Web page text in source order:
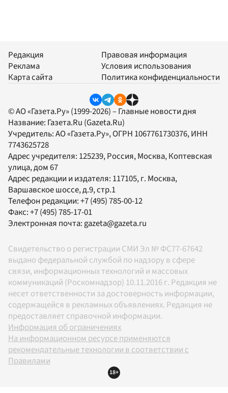
Редакция
Реклама
Карта сайта
Правовая информация
Условия использования
Политика конфиденциальности
© АО «Газета.Ру» (1999-2026) – Главные новости дня
Название: Газета.Ru (Gazeta.Ru)
Учредитель:АО «Газета.Ру», ОГРН 1067761730376, ИНН
7743625728
Адрес учредителя: 125239, Россия, Москва, Коптевская
улица, дом 67
Адрес редакции и издателя: 117105, г. Москва,
Варшавское шоссе, д.9, стр.1
Телефон редакции:+7 (495) 785-00-12
Факс:+7 (495) 785-17-01
Электронная почта: gazeta@gazeta.ru
Свидетельство о регистрации СМИ Эл № ФС77-67642
выдано федеральной службой по надзору в сфере
связи, информационных технологий и массовых
коммуникаций (Роскомнадзор) 10.11.2016 г. Редакция не
несет ответственности за достоверность информации,
содержащейся в рекламных объявлениях. Редакция не
предоставляет справочной информации.
Информация об ограничениях
На информационном ресурсе применяются
рекомендательные технологии в соответствии с
Правилами
18+